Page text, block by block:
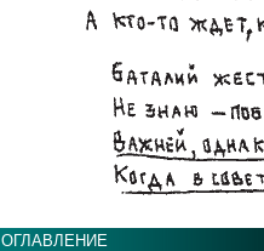
ОГЛАВЛЕНИЕ